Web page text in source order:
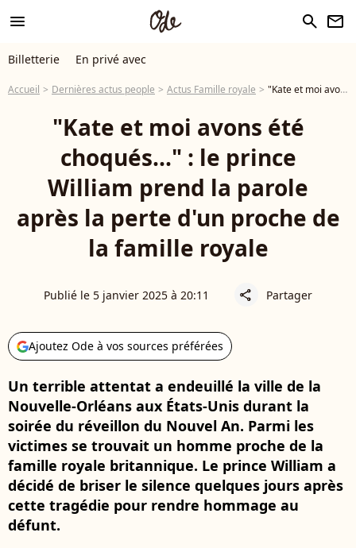
menu search newsletter
Billetterie En privé avec
Accueil Dernières actus people Actus Famille royale "Kate et moi avons été choqués..." : le prince William prend la parole après la perte d'un proche de la famille royale
"Kate et moi avons été
choqués..." : le prince
William prend la parole
après la perte d'un proche de
la famille royale
Publié le 5 janvier 2025 à 20:11 share Partager
Ajoutez Ode à vos sources préférées
Un terrible attentat a endeuillé la ville de la
Nouvelle-Orléans aux États-Unis durant la
soirée du réveillon du Nouvel An. Parmi les
victimes se trouvait un homme proche de la
famille royale britannique. Le prince William a
décidé de briser le silence quelques jours après
cette tragédie pour rendre hommage au
défunt.